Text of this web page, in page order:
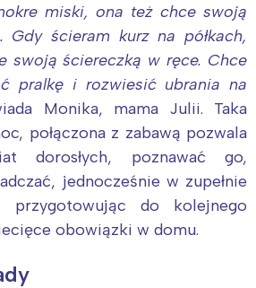
miski, ona też chce swoją
Gdy ścieram kurz na półkach,
swoją ściereczką w ręce. Chce
pralkę i rozwiesić ubrania na
Monika, mama Julii. Taka
połączona z zabawą pozwala
dorosłych, poznawać go,
jednocześnie w zupełnie
przygotowując do kolejnego
obowiązki w domu.